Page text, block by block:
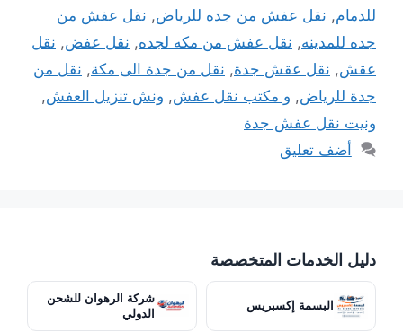
للدمام, نقل عفش من جده للرياض, نقل عفش من
جده للمدينه, نقل عفش من مكه لجده, نقل عفض, نقل
عقش, نقل عقش جدة, نقل من جدة الى مكة, نقل من
جدة للرياض, و مكتب نقل عفش, ونش تنزيل العفش,
ونيت نقل عفش جدة
أضف تعليق
دليل الخدمات المتخصصة
البسمة إكسبريس
شركة الرهوان للشحن
الدولي